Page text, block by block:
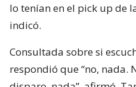
lo tenían en el pick up de
indicó.
Consultada sobre si
respondió que “no, nada.